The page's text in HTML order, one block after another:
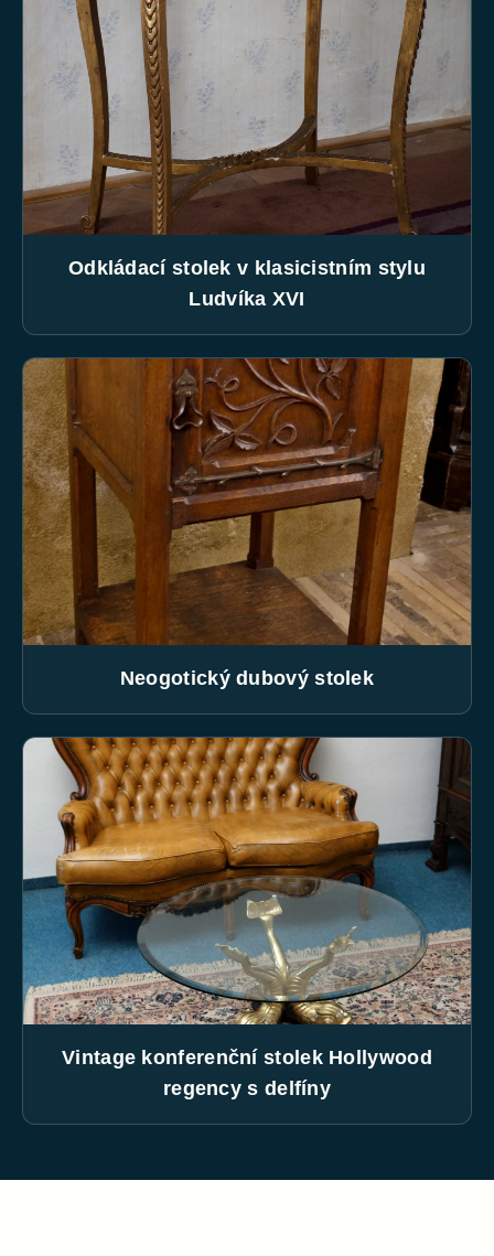
Odkládací stolek v klasicistním stylu
Ludvíka XVI
Neogotický dubový stolek
Vintage konferenční stolek Hollywood
regency s delfíny